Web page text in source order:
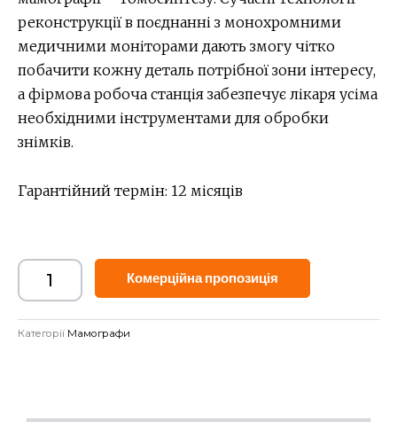
реконструкції в поєднанні з монохромними
медичними моніторами дають змогу чітко
побачити кожну деталь потрібної зони інтересу,
а фірмова робоча станція забезпечує лікаря усіма
необхідними інструментами для обробки
знімків.
Гарантійний термін: 12 місяців
Комерційна пропозиція
Категорії Мамографи